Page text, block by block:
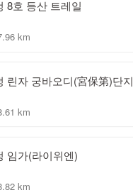
8호 등산 트레일
km
린자 궁바오디(宮保第)단지
km
임가(라이위엔)
km